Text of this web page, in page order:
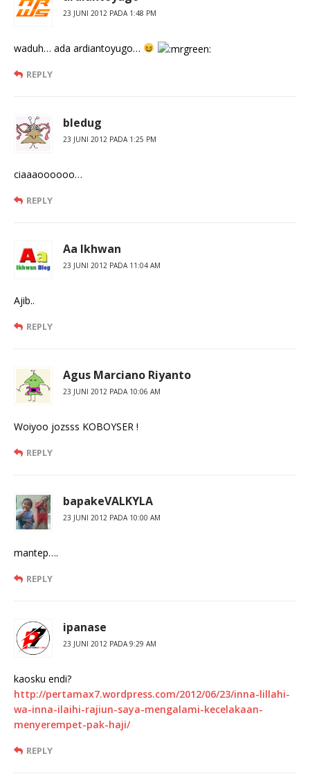
23 JUNI 2012 PADA 1:48 PM
waduh… ada ardiantoyugo…
REPLY
bledug
23 JUNI 2012 PADA 1:25 PM
ciaaaoooooo…
REPLY
Aa Ikhwan
23 JUNI 2012 PADA 11:04 AM
Ajib..
REPLY
Agus Marciano Riyanto
23 JUNI 2012 PADA 10:06 AM
Woiyoo jozsss KOBOYSER !
REPLY
bapakeVALKYLA
23 JUNI 2012 PADA 10:00 AM
mantep….
REPLY
ipanase
23 JUNI 2012 PADA 9:29 AM
kaosku endi?
http://pertamax7.wordpress.com/2012/06/23/inna-lillahi-
wa-inna-ilaihi-rajiun-saya-mengalami-kecelakaan-
menyerempet-pak-haji/
REPLY